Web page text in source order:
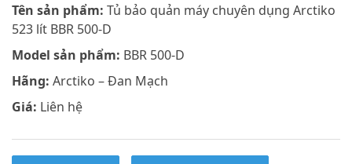
Tên sản phẩm: Tủ bảo quản máy chuyên dụng Arctiko
523 lít BBR 500-D
Model sản phẩm: BBR 500-D
Hãng: Arctiko – Đan Mạch
Giá: Liên hệ